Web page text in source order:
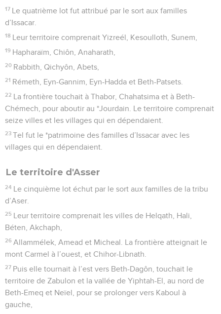
17 Le quatrième lot fut attribué par le sort aux familles
d’Issacar.
18 Leur territoire comprenait Yizreél, Kesoulloth, Sunem,
19 Hapharaïm, Chiôn, Anaharath,
20 Rabbith, Qichyôn, Abets,
21 Rémeth, Eyn-Gannim, Eyn-Hadda et Beth-Patsets.
22 La frontière touchait à Thabor, Chahatsima et à Beth-
Chémech, pour aboutir au *Jourdain. Le territoire comprenait
seize villes et les villages qui en dépendaient.
23 Tel fut le *patrimoine des familles d’Issacar avec les
villages qui en dépendaient.
Le territoire d'Asser
24 Le cinquième lot échut par le sort aux familles de la tribu
d’Aser.
25 Leur territoire comprenait les villes de Helqath, Hali,
Béten, Akchaph,
26 Allammélek, Amead et Micheal. La frontière atteignait le
mont Carmel à l’ouest, et Chihor-Libnath.
27 Puis elle tournait à l’est vers Beth-Dagôn, touchait le
territoire de Zabulon et la vallée de Yiphtah-El, au nord de
Beth-Emeq et Neïel, pour se prolonger vers Kaboul à
gauche,